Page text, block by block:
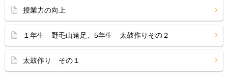
授業力の向上
１年生 野毛山遠足、5年生 太鼓作りその２
太鼓作り その１